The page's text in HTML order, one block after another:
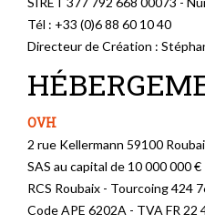
Tél : +33 (0)6 88 60 10 40
Directeur de Création :
OVH
2 rue Kellermann 59100
SAS au capital de 10 000 000 €
RCS Roubaix - Tourcoing 424
Code APE 6202A - TVA FR 22